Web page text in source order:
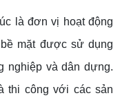
là đơn vị hoạt động
mặt được sử dụng
nghiệp và dân dựng.
thi công với các sản